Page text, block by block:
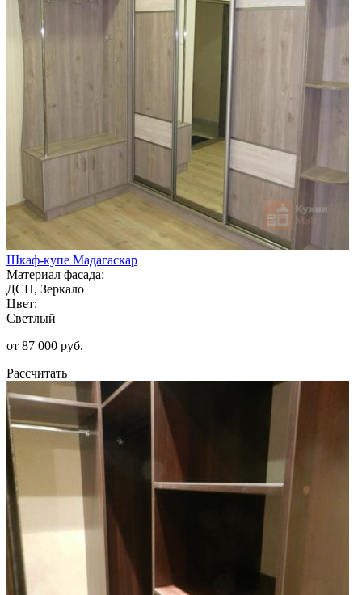
Шкаф-купе Мадагаскар
Материал фасада:
ДСП, Зеркало
Цвет:
Светлый
от 87 000 руб.
Рассчитать